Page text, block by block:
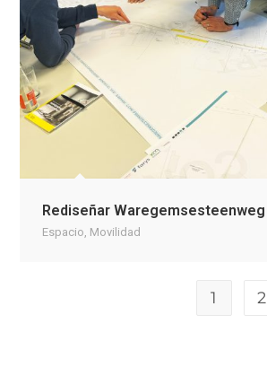
Rediseñar Waregemsesteenweg
Espacio, Movilidad
1 2